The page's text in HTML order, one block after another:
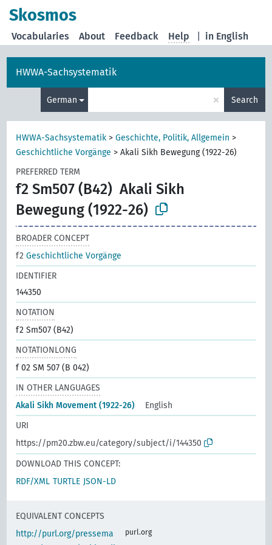
Skosmos
in English
Vocabularies About Feedback Help
HWWA-Sachsystematik
German × Search
HWWA-Sachsystematik >Geschichte, Politik, Allgemein >
Geschichtliche Vorgänge >Akali Sikh Bewegung (1922-26)
PREFERRED TERM
f2 Sm507 (B42) Akali Sikh
Bewegung (1922-26)
BROADER CONCEPT
f2Geschichtliche Vorgänge
IDENTIFIER
144350
NOTATION
f2 Sm507 (B42)
NOTATIONLONG
f 02 SM 507 (B 042)
IN OTHER LANGUAGES
Akali Sikh Movement (1922-26)
English
URI
https://pm20.zbw.eu/category/subject/i/144350
DOWNLOAD THIS CONCEPT:
RDF/XML TURTLE JSON-LD
EQUIVALENT CONCEPTS
http://purl.org/pressema
purl.org